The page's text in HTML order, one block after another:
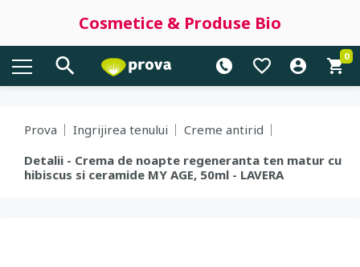
Cosmetice & Produse Bio
0
Prova Ingrijirea tenului
Creme antirid
Detalii - Crema de noapte regeneranta ten matur cu
hibiscus si ceramide MY AGE, 50ml - LAVERA